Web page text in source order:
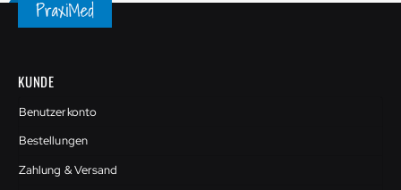
KUNDE
Benutzerkonto
Bestellungen
Zahlung & Versand